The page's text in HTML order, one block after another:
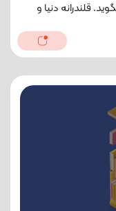
قلندرانه دنیا و